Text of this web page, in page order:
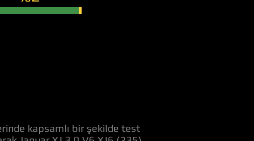
kapsamlı bir şekilde test